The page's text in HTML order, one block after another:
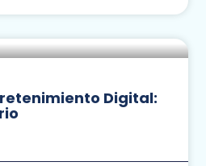
Digital: